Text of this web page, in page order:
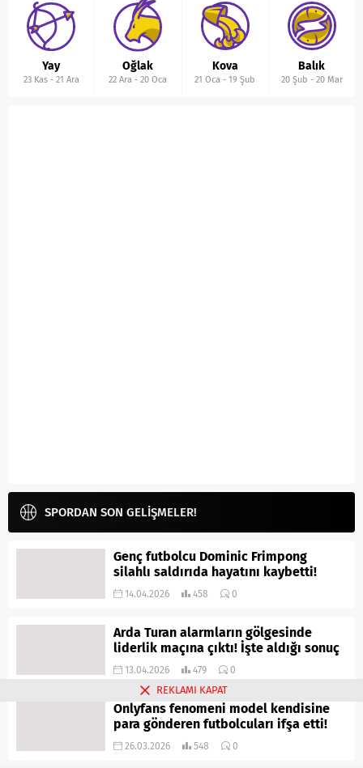
Yay
23 Kas- 21 Ara
Oğlak
22 Ara -20 Oca
Kova
21 Oca -19 Şub
Balık
20 Şub - 20 Mar
SPORDAN SON GELİŞMELER!
Genç futbolcu Dominic Frimpong
silahlı saldırıda hayatını kaybetti!
14.04.2026 458 0
Arda Turan alarmların gölgesinde
liderlik maçına çıktı! İşte aldığı sonuç
13.04.2026 479 0
Onlyfans fenomeni model kendisine
para gönderen futbolcuları ifşa etti!
26.03.2026 548 0
REKLAMI KAPAT